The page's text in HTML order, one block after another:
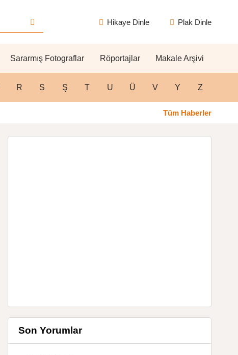
Hikaye Dinle Plak Dinle
Sararmış Fotograflar Röportajlar Makale Arşivi
R S Ş T U Ü V Y Z
Tüm Haberler
Son Yorumlar